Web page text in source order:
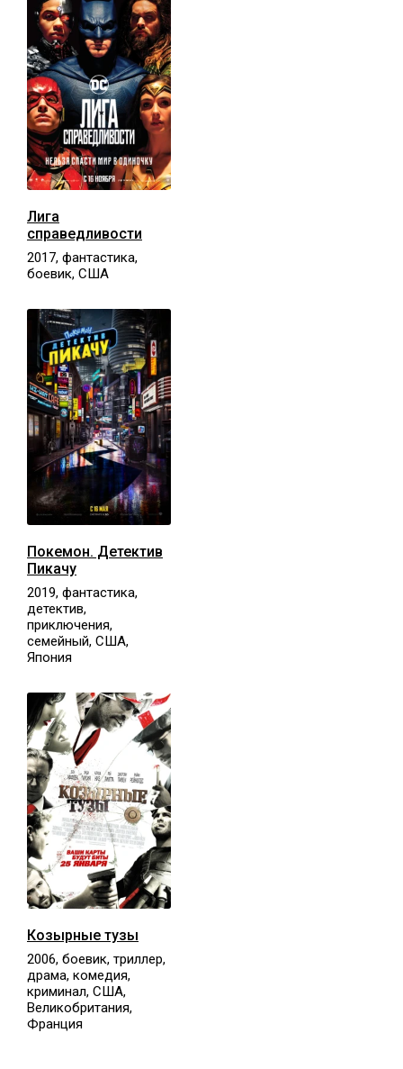
Лига
справедливости
2017, фантастика,
боевик, США
Покемон. Детектив
Пикачу
2019, фантастика,
детектив,
приключения,
семейный, США,
Япония
Козырные тузы
2006, боевик, триллер,
драма, комедия,
криминал, США,
Великобритания,
Франция